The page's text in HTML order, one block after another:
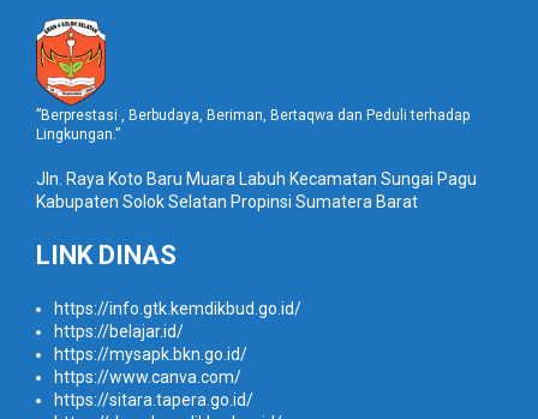
”Berprestasi , Berbudaya, Beriman, Bertaqwa dan Peduli terhadap
Lingkungan.”
Jln. Raya Koto Baru Muara Labuh Kecamatan Sungai Pagu
Kabupaten Solok Selatan Propinsi Sumatera Barat
LINK DINAS
https://info.gtk.kemdikbud.go.id/
https://belajar.id/
https://mysapk.bkn.go.id/
https://www.canva.com/
https://sitara.tapera.go.id/